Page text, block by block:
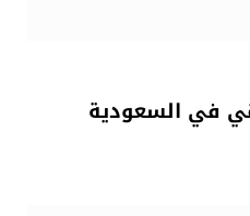
في السعودية